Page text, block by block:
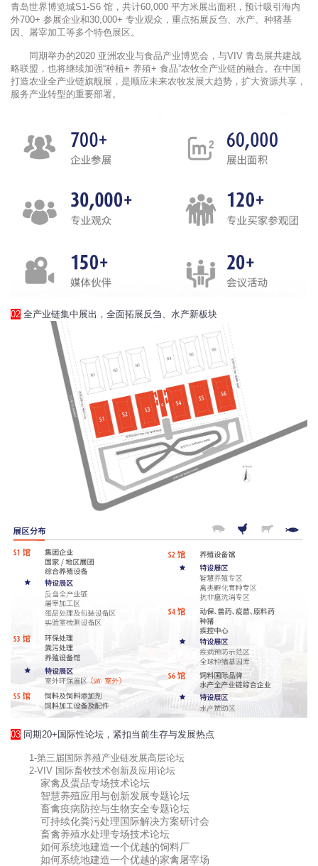
青岛世界博览城S1-S6 馆，共计60,000 平方米展出面积，预计吸引海内
外700+ 参展企业和30,000+ 专业观众，重点拓展反刍、水产、种猪基
因、屠宰加工等多个特色展区。
同期举办的2020 亚洲农业与食品产业博览会，与VIV 青岛展共建战
略联盟，也将继续加强“种植+ 养殖+ 食品”农牧全产业链的融合。在中国
打造农业全产业链旗舰展，是顺应未来农牧发展大趋势，扩大资源共享，
服务产业转型的重要部署。
02 全产业链集中展出，全面拓展反刍、水产新板块
03 同期20+国际性论坛，紧扣当前生存与发展热点
1-第三届国际养殖产业链发展高层论坛
2-VIV 国际畜牧技术创新及应用论坛
家禽及蛋品专场技术论坛
智慧养殖应用与创新发展专题论坛
畜禽疫病防控与生物安全专题论坛
可持续化粪污处理国际解决方案研讨会
畜禽养殖水处理专场技术论坛
如何系统地建造一个优越的饲料厂
如何系统地建造一个优越的家禽屠宰场